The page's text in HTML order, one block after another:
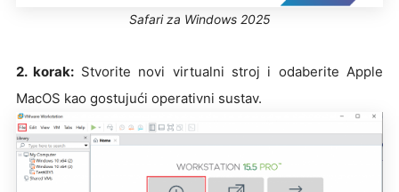
Safari za Windows 2025
2. korak: Stvorite novi virtualni stroj i odaberite Apple
MacOS kao gostujući operativni sustav.